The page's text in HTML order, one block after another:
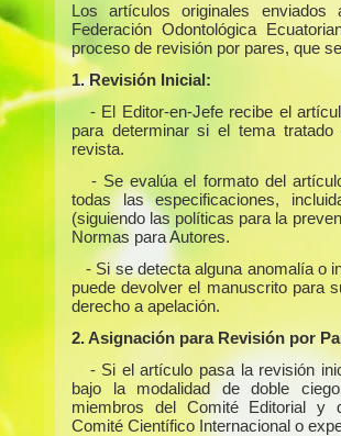
Los artículos originales
Federación Odontológica
proceso de revisión por pares, que
1. Revisión Inicial:
- El Editor-en-Jefe recibe el
para determinar si el tema
revista.
- Se evalúa el formato del
todas las especificaciones,
(siguiendo las políticas para la
Normas para Autores.
- Si se detecta alguna anomalía o
puede devolver el manuscrito para
derecho a apelación.
2. Asignación para Revisión por
- Si el artículo pasa la revisión
bajo la modalidad de doble
miembros del Comité Editorial y
Comité Científico Internacional o